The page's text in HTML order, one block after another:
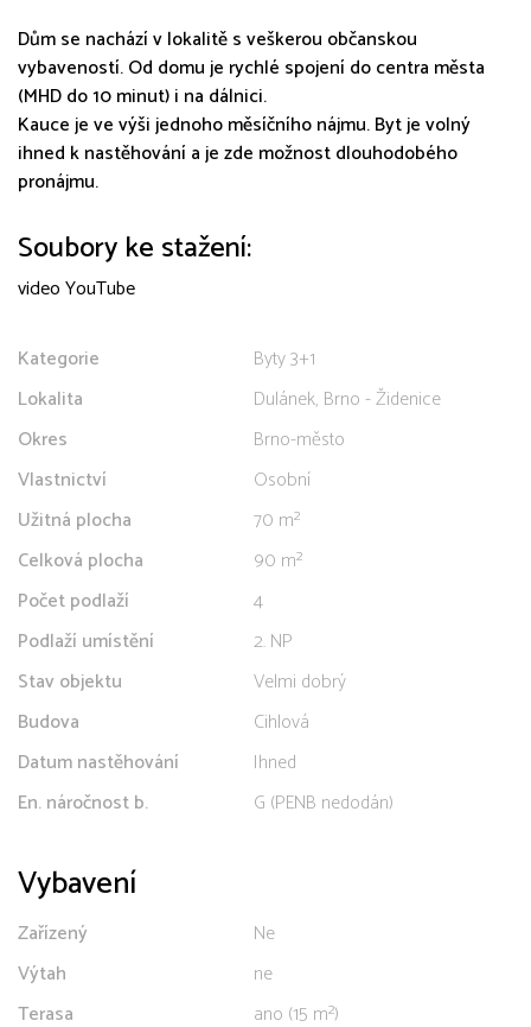
Dům se nachází v lokalitě s veškerou občanskou
vybaveností. Od domu je rychlé spojení do centra města
(MHD do 10 minut) i na dálnici.
Kauce je ve výši jednoho měsíčního nájmu. Byt je volný
ihned k nastěhování a je zde možnost dlouhodobého
pronájmu.
Soubory ke stažení:
video YouTube
Kategorie
Byty 3+1
Lokalita
Dulánek, Brno - Židenice
Okres
Brno-město
Vlastnictví
Osobní
Užitná plocha
70 m²
Celková plocha
90 m²
Počet podlaží
4
Podlaží umístění
2. NP
Stav objektu
Velmi dobrý
Budova
Cihlová
Datum nastěhování
Ihned
En. náročnost b.
G (PENB nedodán)
Vybavení
Zařízený
Ne
Výtah
ne
Terasa
ano (15 m²)